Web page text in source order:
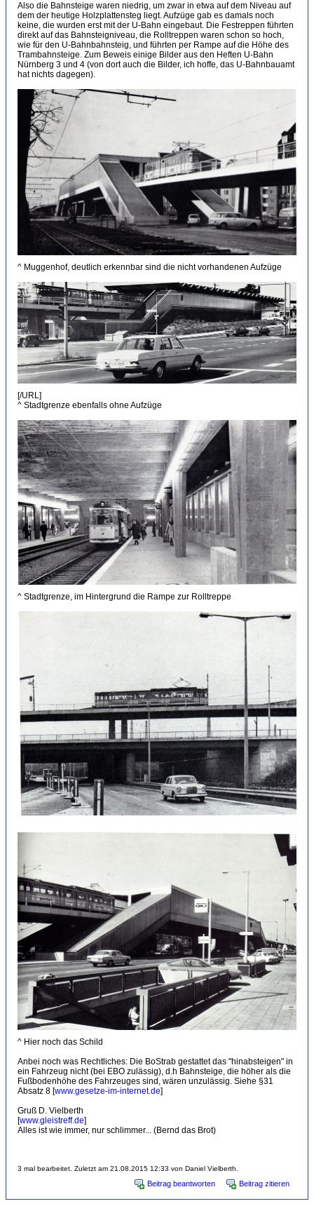
Also die Bahnsteige waren niedrig, um zwar in etwa auf dem Niveau auf
dem der heutige Holzplattensteg liegt. Aufzüge gab es damals noch
keine, die wurden erst mit der U-Bahn eingebaut. Die Festreppen führten
direkt auf das Bahnsteigniveau, die Rolltreppen waren schon so hoch,
wie für den U-Bahnbahnsteig, und führten per Rampe auf die Höhe des
Trambahnsteige. Zum Beweis einige Bilder aus den Heften U-Bahn
Nürnberg 3 und 4 (von dort auch die Bilder, ich hoffe, das U-Bahnbauamt
hat nichts dagegen).
^ Muggenhof, deutlich erkennbar sind die nicht vorhandenen Aufzüge
[/URL]
^ Stadtgrenze ebenfalls ohne Aufzüge
^ Stadtgrenze, im Hintergrund die Rampe zur Rolltreppe
^ Hier noch das Schild
Anbei noch was Rechtliches: Die BoStrab gestattet das "hinabsteigen" in
ein Fahrzeug nicht (bei EBO zulässig), d.h Bahnsteige, die höher als die
Fußbodenhöhe des Fahrzeuges sind, wären unzulässig. Siehe §31
Absatz 8 [www.gesetze-im-internet.de]
Gruß D. Vielberth
[www.gleistreff.de]
Alles ist wie immer, nur schlimmer... (Bernd das Brot)
3 mal bearbeitet. Zuletzt am 21.08.2015 12:33 von Daniel Vielberth.
Beitrag beantworten Beitrag zitieren